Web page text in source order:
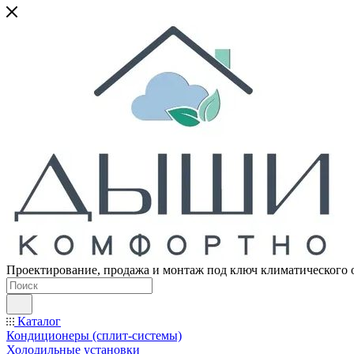
Проектирование, продажа и монтаж под ключ климатического
Каталог
Кондиционеры (сплит-системы)
Холодильные установки